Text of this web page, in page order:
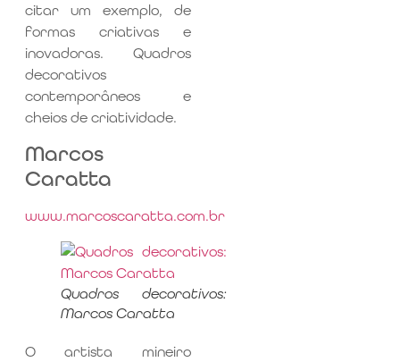
citar um exemplo, de
formas criativas e
inovadoras. Quadros
decorativos
contemporâneos e
cheios de criatividade.
Marcos
Caratta
www.marcoscaratta.com.br
Quadros decorativos:
Marcos Caratta
O artista mineiro